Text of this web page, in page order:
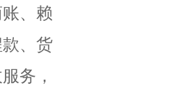
、赖
、货
务，